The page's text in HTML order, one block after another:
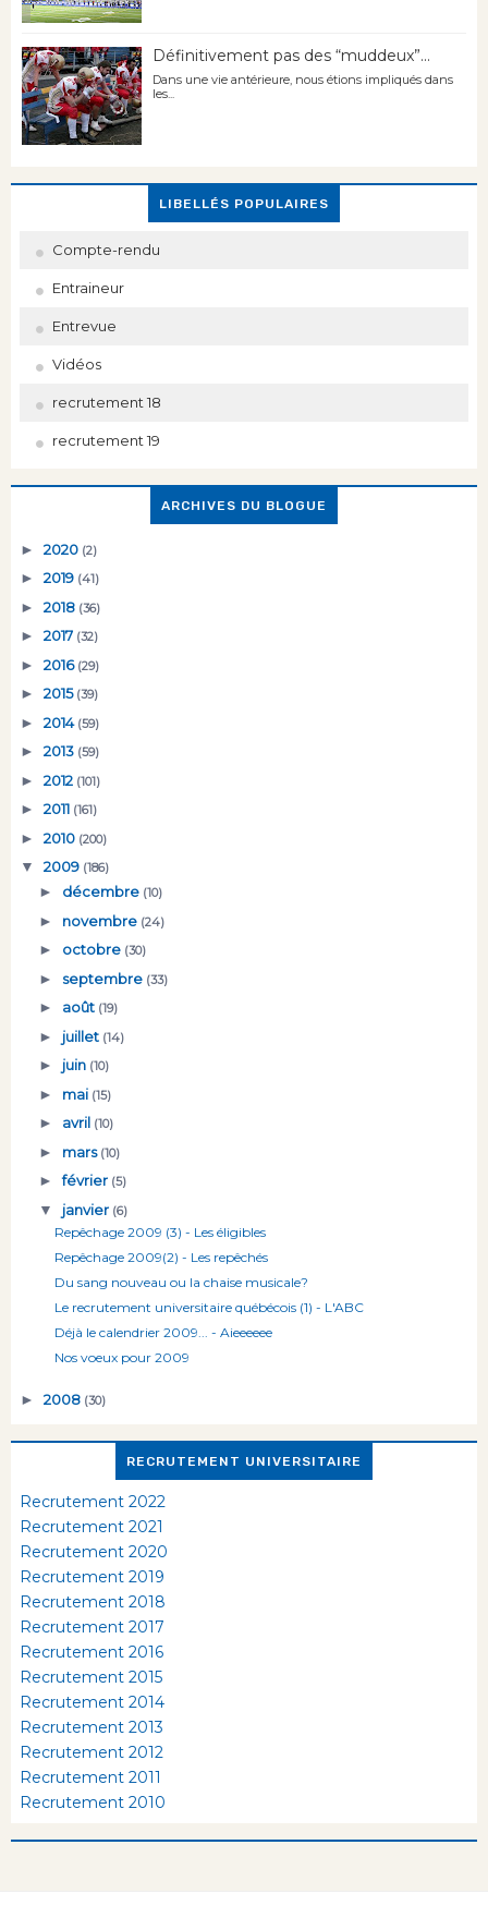
Définitivement pas des “muddeux”...
Dans une vie antérieure, nous étions impliqués dans
les...
LIBELLÉS POPULAIRES
Compte-rendu
Entraineur
Entrevue
Vidéos
recrutement 18
recrutement 19
ARCHIVES DU BLOGUE
► 2020 (2)
► 2019 (41)
► 2018 (36)
► 2017 (32)
► 2016 (29)
► 2015 (39)
► 2014 (59)
► 2013 (59)
► 2012 (101)
► 2011 (161)
► 2010 (200)
▼ 2009 (186)
► décembre (10)
► novembre (24)
► octobre (30)
► septembre (33)
► août (19)
► juillet (14)
► juin (10)
► mai (15)
► avril (10)
► mars (10)
►février (5)
▼ janvier (6)
Repêchage 2009 (3) - Les éligibles
Repêchage 2009(2) - Les repêchés
Du sang nouveau ou la chaise musicale?
Le recrutement universitaire québécois (1) - L'ABC
Déjà le calendrier 2009... - Aieeeeee
Nos voeux pour 2009
► 2008 (30)
RECRUTEMENT UNIVERSITAIRE
Recrutement 2022
Recrutement 2021
Recrutement 2020
Recrutement 2019
Recrutement 2018
Recrutement 2017
Recrutement 2016
Recrutement 2015
Recrutement 2014
Recrutement 2013
Recrutement 2012
Recrutement 2011
Recrutement 2010